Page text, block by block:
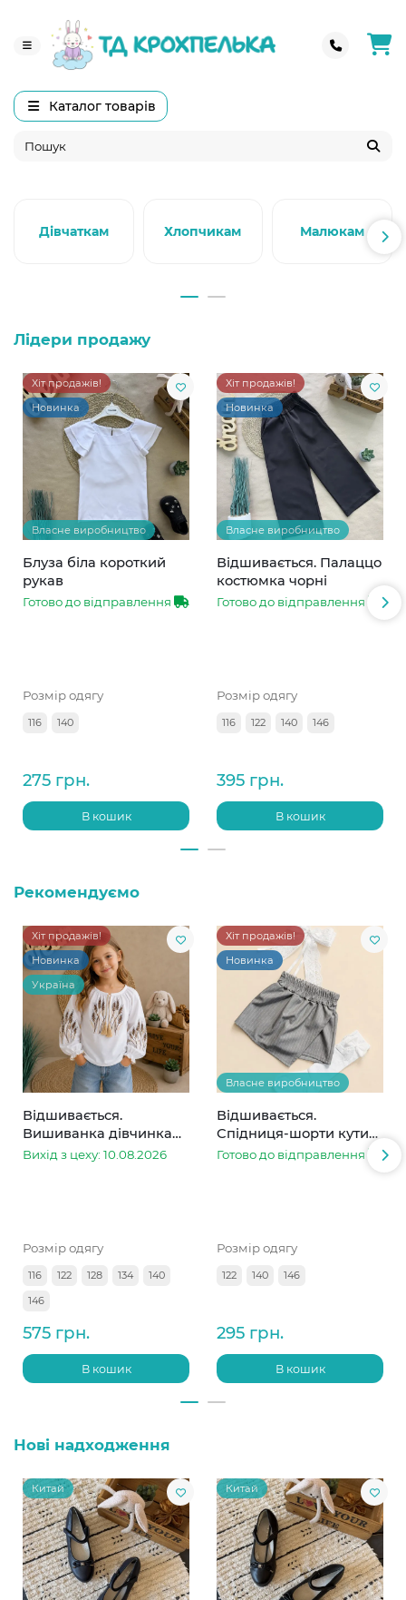
Каталог товарів
Дівчаткам Хлопчикам Малюкам
Лідери продажу
Хіт продажів!
Новинка
Власне виробництво
Блуза біла короткий
рукав
Готово до відправлення
Розмір одягу
116 140
275 грн.
В кошик
Хіт продажів!
Новинка
Власне виробництво
Відшивається. Палаццо
костюмка чорні
Готово до відправлення
Розмір одягу
116 122 140 146
395 грн.
В кошик
Рекомендуємо
Хіт продажів!
Новинка
Україна
Відшивається.
Вишиванка дівчинка
колоски
Вихід з цеху: 10.08.2026
Розмір одягу
116 122 128 134
140
146
575 грн.
В кошик
Хіт продажів!
Новинка
Власне виробництво
Відшивається.
Спідниця-шорти кутик
сіра в смужку
Готово до відправлення
Розмір одягу
122 140 146
295 грн.
В кошик
Нові надходження
Китай Китай